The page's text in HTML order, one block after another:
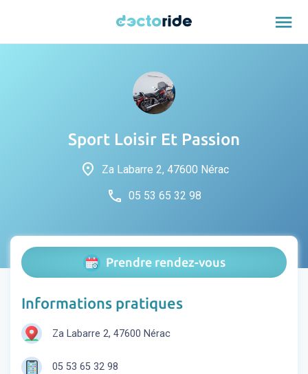
menu
Sport Loisir Et Passion
place Za Labarre 2, 47600 Nérac
phone 05 53 65 32 98
Prendre rendez-vous
Informations pratiques
Za Labarre 2, 47600 Nérac
05 53 65 32 98